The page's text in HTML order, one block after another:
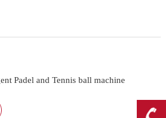
Padel and Tennis ball machine